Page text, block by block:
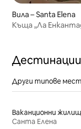
Вила – Santa Elena
Къща „Ла
Други типове
Санта Елена